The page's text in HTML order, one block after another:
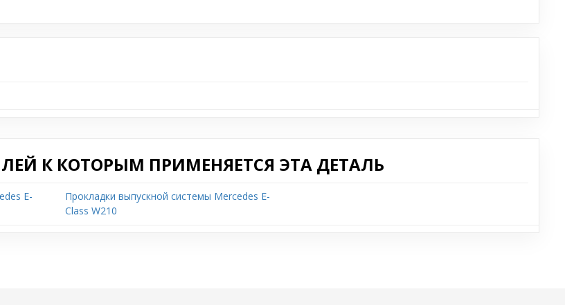
К КОТОРЫМ ПРИМЕНЯЕТСЯ ЭТА ДЕТАЛЬ
E-
Прокладки выпускной системы Mercedes E-
Class W210